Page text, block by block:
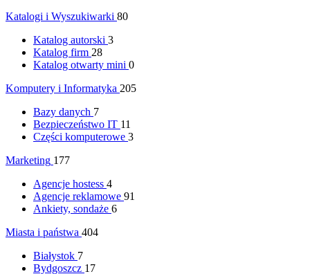
Katalogi i Wyszukiwarki 80
Katalog autorski 3
Katalog firm 28
Katalog otwarty mini 0
Komputery i Informatyka 205
Bazy danych 7
Bezpieczeństwo IT 11
Części komputerowe 3
Marketing 177
Agencje hostess 4
Agencje reklamowe 91
Ankiety, sondaże 6
Miasta i państwa 404
Białystok 7
Bydgoszcz 17